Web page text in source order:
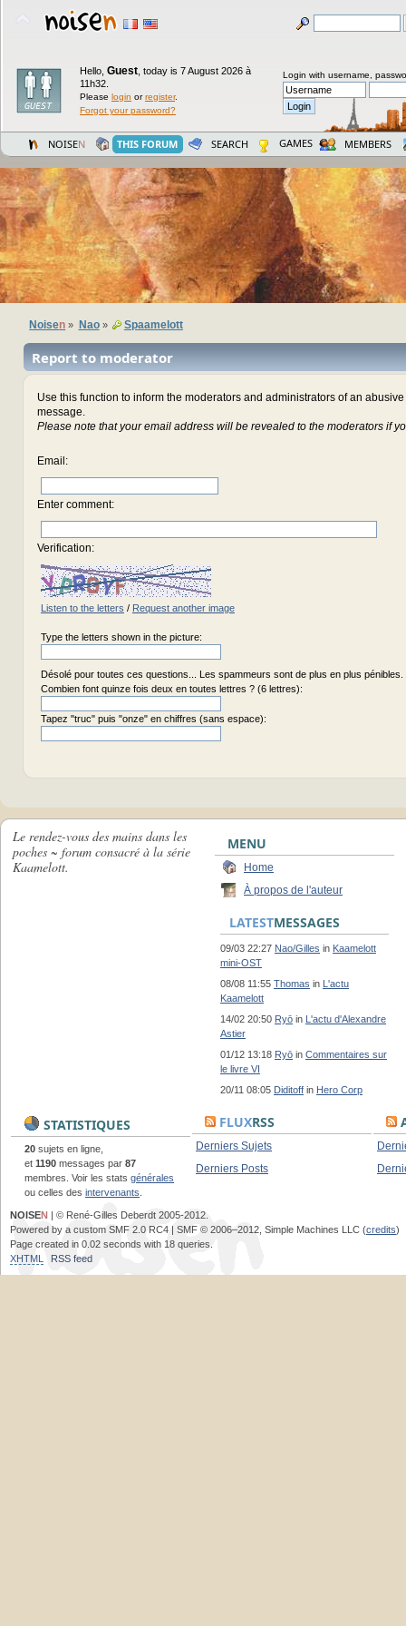
Hello, Guest today is 7 August 2026 à
11h32.
Please login orregister.
Forgot your password?
Login with username,
NOISEN THIS FORUM SEARCH GAMES MEMBERS
Noisen » Nao» Spaamelott
Report to moderator
Use this function to inform the moderators and administrators of an
message.
Please note that your email address will be revealed to the moderators if
Email :
Enter comment:
Verification:
Listen to the letters / Request another image
Type the letters shown in the picture:
Désolé pour toutes ces questions... Les spammeurs sont de plus en plus pénibles.
Combien font quinze fois deux en toutes lettres ? (6 lettres):
Tapez "truc" puis "onze" en chiffres (sans espace):
Le rendez-vous des mains dans les
poches ~ forum consacré à la série
Kaamelott.
MENU
Home
À propos de l'auteur
LATESTMESSAGES
09/03 22:27 Nao/Gilles in Kaamelott
mini-OST
08/08 11:55 Thomas in L'actu
Kaamelott
14/02 20:50 Ryō in L'actu d'Alexandre
Astier
01/12 13:18 Ryō in Commentaires sur
le livre VI
20/11 08:05 Diditoff in Hero Corp
STATISTIQUES
20 sujets en ligne,
et 1190 messages par 87
membres. Voir les stats générales
ou celles des intervenants
FLUXRSS
Derniers Sujets
Derniers Posts
NOISEN | © René-Gilles Deberdt 2005-2012.
Powered by a custom SMF 2.0 RC4 | SMF © 2006–2012, Simple Machines LLC (credits)
Page created in 0.02 seconds with 18 queries.
XHTML
RSS feed